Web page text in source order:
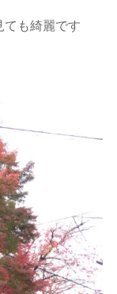
ても綺麗です